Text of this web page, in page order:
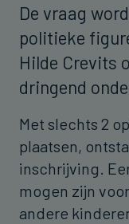
De vraag
politieke
Hilde Crevits
dringend
Met slechts 2
plaatsen,
inschrijving.
mogen zijn
andere